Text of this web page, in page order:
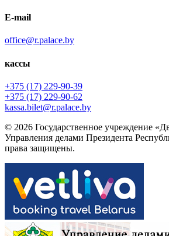
E-mail
office@r.palace.by
кассы
+375 (17) 229-90-39
+375 (17) 229-90-62
kassa.bilet@r.palace.by
© 2026 Государственное учреждение
Управления делами Президента
права защищены.